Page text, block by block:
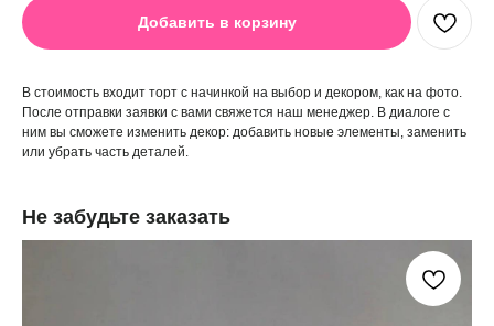
Добавить в корзину
В стоимость входит торт с начинкой на выбор и декором, как на фото.
После отправки заявки с вами свяжется наш менеджер. В диалоге с
ним вы сможете изменить декор: добавить новые элементы, заменить
или убрать часть деталей.
Не забудьте заказать